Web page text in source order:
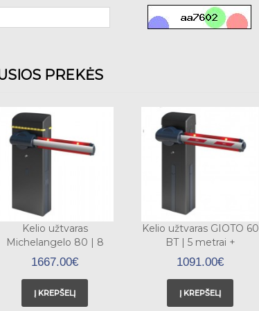
PREKĖS
Kelio užtvaras
Michelangelo 80 | 8
metrų + apsauginės
1667.00€
Į KREPŠELĮ
Kelio užtvaras GIOTO 60
BT | 5 metrai +
apsauginės gumos
1091.00€
Į KREPŠELĮ